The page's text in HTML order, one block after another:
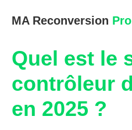
MA Reconversion Pro
Quel est le
contrôleur
en 2025 ?